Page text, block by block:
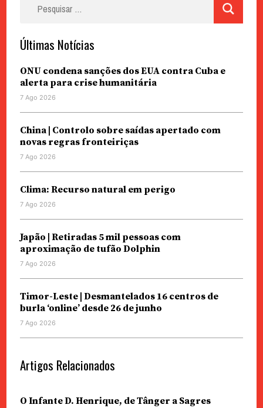
Últimas Notícias
ONU condena sanções dos EUA contra Cuba e
alerta para crise humanitária
7 Ago 2026
China | Controlo sobre saídas apertado com
novas regras fronteiriças
7 Ago 2026
Clima: Recurso natural em perigo
7 Ago 2026
Japão | Retiradas 5 mil pessoas com
aproximação de tufão Dolphin
7 Ago 2026
Timor-Leste | Desmantelados 16 centros de
burla ‘online’ desde 26 de junho
7 Ago 2026
Artigos Relacionados
O Infante D. Henrique, de Tânger a Sagres